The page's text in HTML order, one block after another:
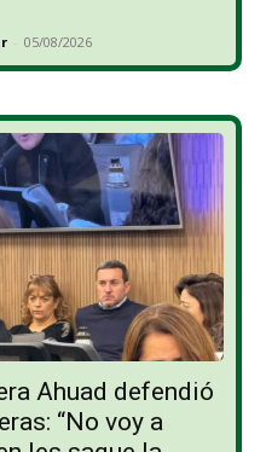
- 05/08/2026
Ahuad defendió
“No voy a